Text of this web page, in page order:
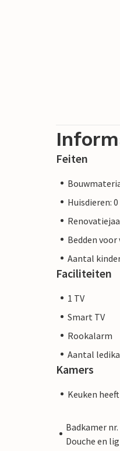
Feiten
Huisdieren: 0
Bedden voor
Aantal
Faciliteiten
1 TV
Smart TV
Rookalarm
Aantal
Kamers
Keuken
Badkamer
Douche en